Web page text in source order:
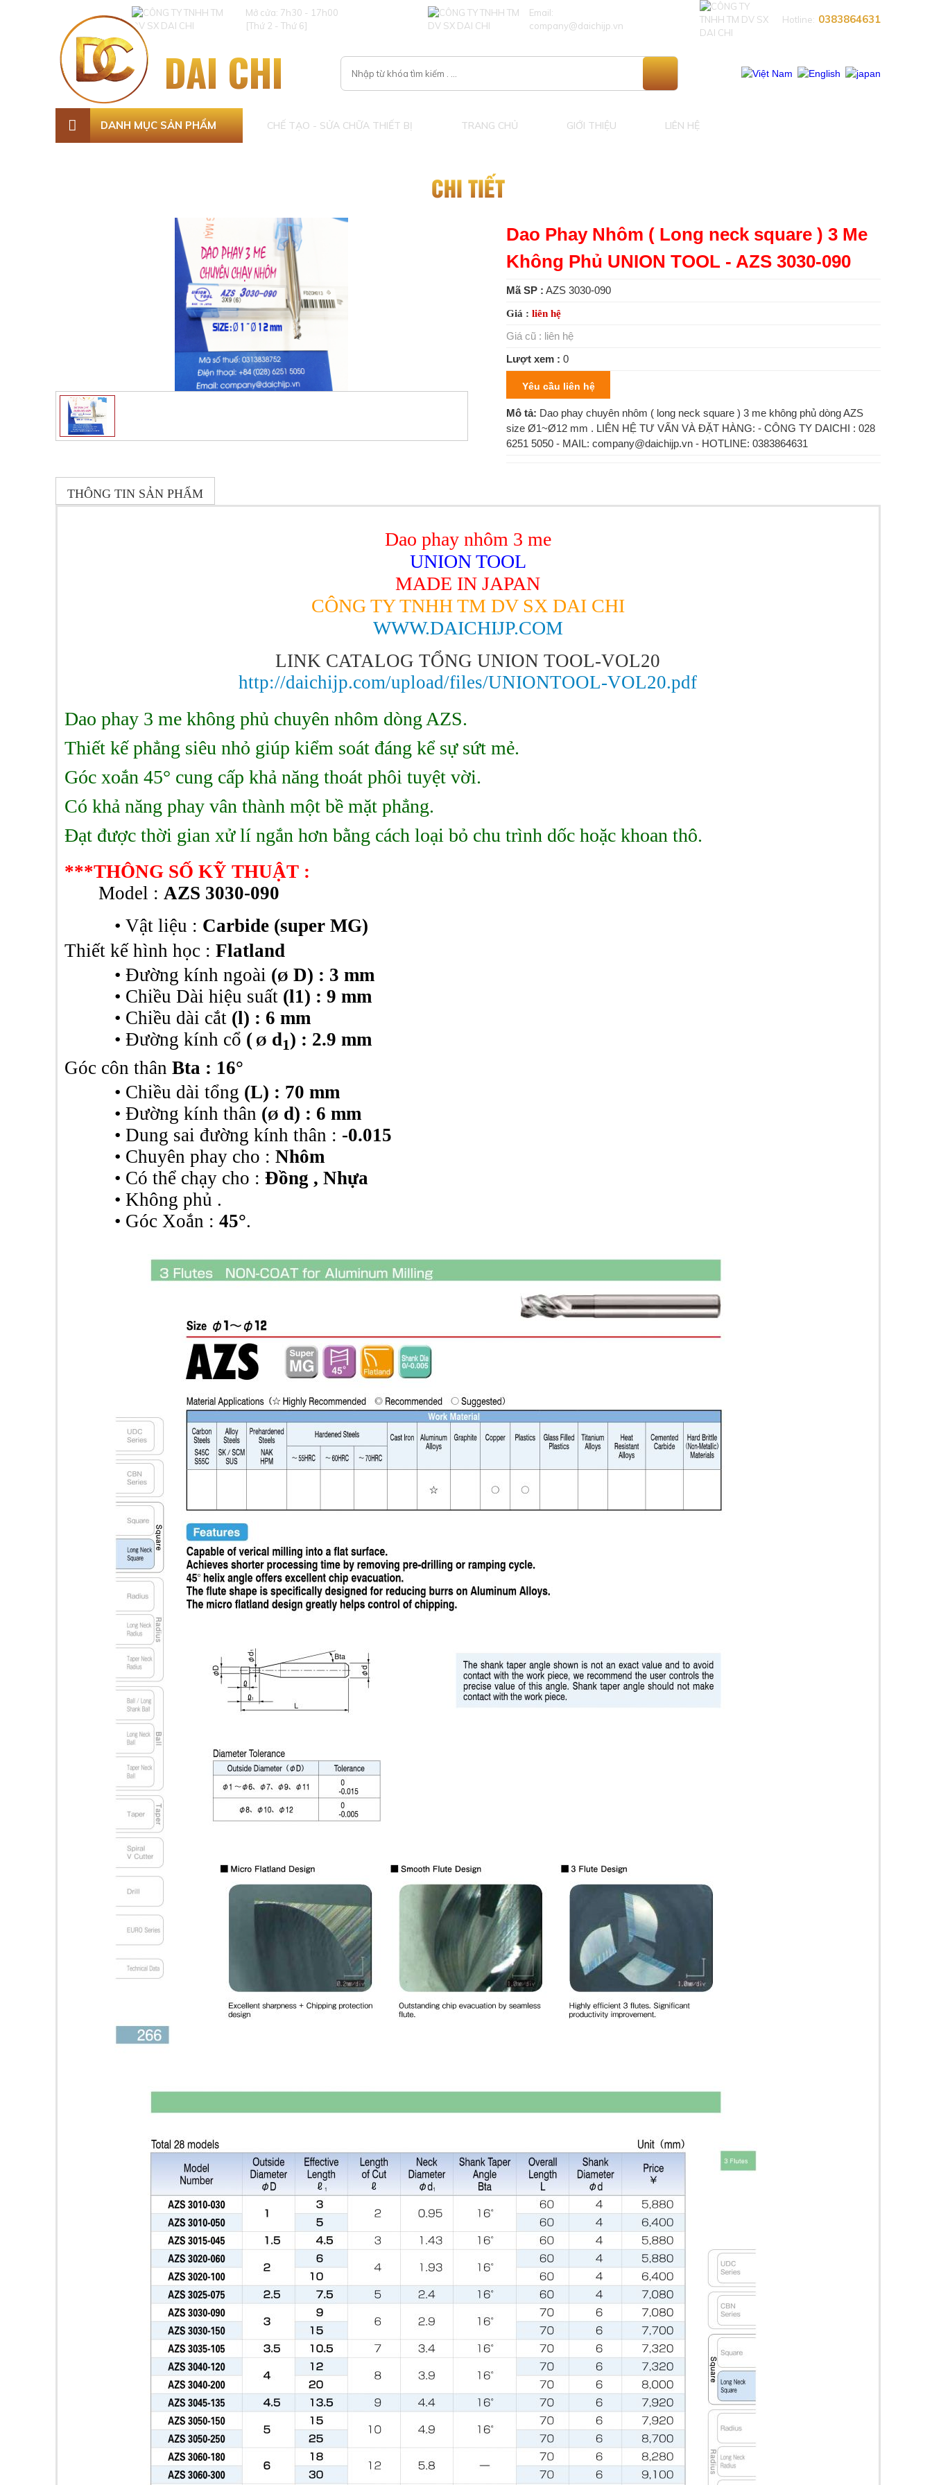
Mở cửa: 7h30 - 17h00
[Thứ 2 - Thứ 6]
Email:
company@daichijp.vn
Hotline: 0383864631​
DAI CHI
DANH MỤC SẢN PHẨM CHẾ TẠO - SỬA CHỮA THIẾT BỊ TRANG CHỦ GIỚI THIỆU LIÊN HỆ
CHI TIẾT
Dao Phay Nhôm ( Long neck square ) 3 Me
Không Phủ UNION TOOL - AZS 3030-090
Mã SP : AZS 3030-090
Giá : liên hệ
Giá cũ : liên hệ
Lượt xem : 0
Yêu cầu liên hệ
Mô tả: Dao phay chuyên nhôm ( long neck square ) 3 me không phủ dòng AZS
size Ø1~Ø12 mm . LIÊN HỆ TƯ VẤN VÀ ĐẶT HÀNG: - CÔNG TY DAICHI : 028
6251 5050 - MAIL: company@daichijp.vn - HOTLINE: 0383864631
THÔNG TIN SẢN PHẨM
Dao phay nhôm 3 me
UNIONTOOL
MADE IN JAPAN
CÔNG TY TNHH TM DV SX DAI CHI
WWW.DAICHIJP.COM
LINK CATALOG TỔNG UNION TOOL-VOL20
http://daichijp.com/upload/files/UNIONTOOL-VOL20.pdf
Dao phay 3 me không phủ chuyên nhôm dòng AZS.
Thiết kế phẳng siêu nhỏ giúp kiểm soát đáng kể sự sứt mẻ.
Góc xoắn 45° cung cấp khả năng thoát phôi tuyệt vời.
Có khả năng phay vân thành một bề mặt phẳng.
Đạt được thời gian xử lí ngắn hơn bằng cách loại bỏ chu trình dốc hoặc khoan thô.
***THÔNG SỐ KỸ THUẬT :
Model : AZS 3030-090
• Vật liệu : Carbide (super MG)
Thiết kế hình học : Flatland
• Đường kính ngoài (Ø D) : 3 mm
• Chiều Dài hiệu suất (l1) : 9 mm
• Chiều dài cắt (l) : 6 mm
• Đường kính cổ ( Ø d1) : 2.9 mm
Góc côn thân Bta : 16°
• Chiều dài tổng (L) : 70 mm
• Đường kính thân (Ø d) : 6 mm
• Dung sai đường kính thân : -0.015
• Chuyên phay cho : Nhôm
• Có thể chạy cho : Đồng , Nhựa
• Không phủ .
• Góc Xoắn : 45°.